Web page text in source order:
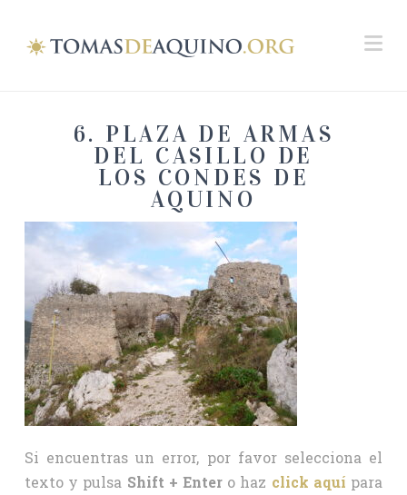
6. PLAZA DE ARMAS
DEL CASILLO DE
LOS CONDES DE
AQUINO
Si encuentras un error, por favor selecciona el
texto y pulsa Shift + Enter o haz click aquí para